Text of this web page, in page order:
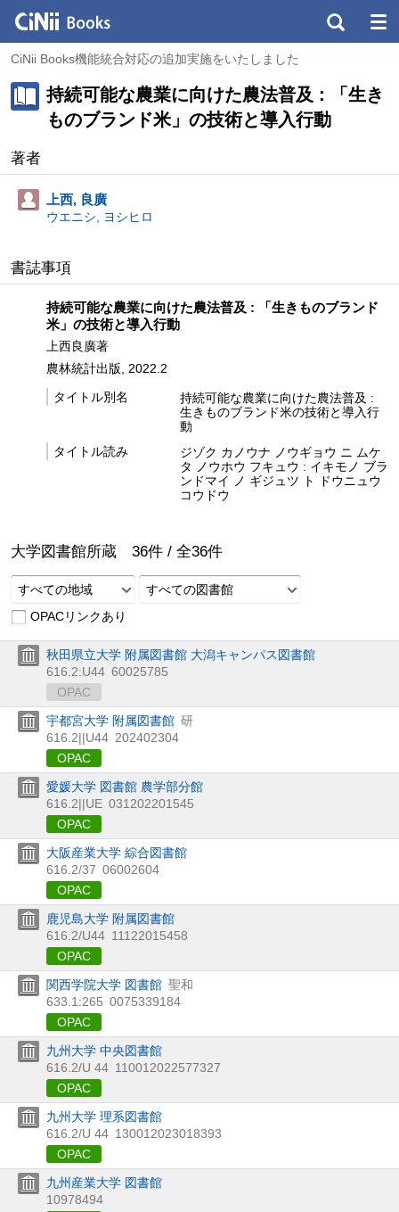
CiNii Books機能統合対応の追加実施をいたしました
持続可能な農業に向けた農法普及 : 「生き
ものブランド米」の技術と導入行動
著者
上西, 良廣
ウエニシ, ヨシヒロ
書誌事項
持続可能な農業に向けた農法普及 : 「生きものブランド
米」の技術と導入行動
上西良廣著
農林統計出版, 2022.2
タイトル別名
持続可能な農業に向けた農法普及 :
生きものブランド米の技術と導入行
動
タイトル読み
ジゾク カノウナ ノウギョウ ニ ムケ
タ ノウホウ フキュウ : イキモノ ブラ
ンドマイ ノ ギジュツ ト ドウニュウ
コウドウ
大学図書館所蔵 36件 / 全36件
すべての地域
すべての図書館
OPACリンクあり
秋田県立大学 附属図書館 大潟キャンパス図書館
616.2:U44 60025785
OPAC
宇都宮大学 附属図書館 研
616.2||U44 202402304
OPAC
愛媛大学 図書館 農学部分館
616.2||UE 031202201545
OPAC
大阪産業大学 綜合図書館
616.2/37 06002604
OPAC
鹿児島大学 附属図書館
616.2/U44 11122015458
OPAC
関西学院大学 図書館 聖和
633.1:265 0075339184
OPAC
九州大学 中央図書館
616.2/U 44 110012022577327
OPAC
九州大学 理系図書館
616.2/U 44 130012023018393
OPAC
九州産業大学 図書館
10978494